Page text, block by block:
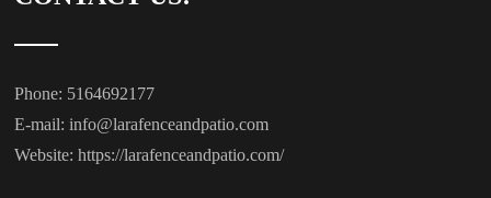
Phone: 5164692177
E-mail:info@larafenceandpatio.com
Website:https://larafenceandpatio.com/